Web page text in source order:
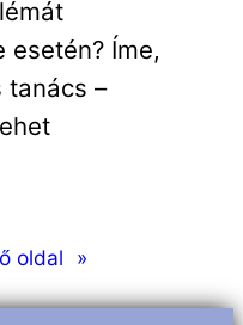
Íme,
tanács –
oldal »